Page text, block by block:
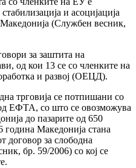
и асоцијација
(Службен весник,
за заштита на
од кои 13 се со членките на
и развој (ОЕЦД).
трговија се потпишани со
ЕФТА, со што се овозможува
до пазарите од 650
Македонија стана
договор за слободна
бр. 59/2006) со кој се